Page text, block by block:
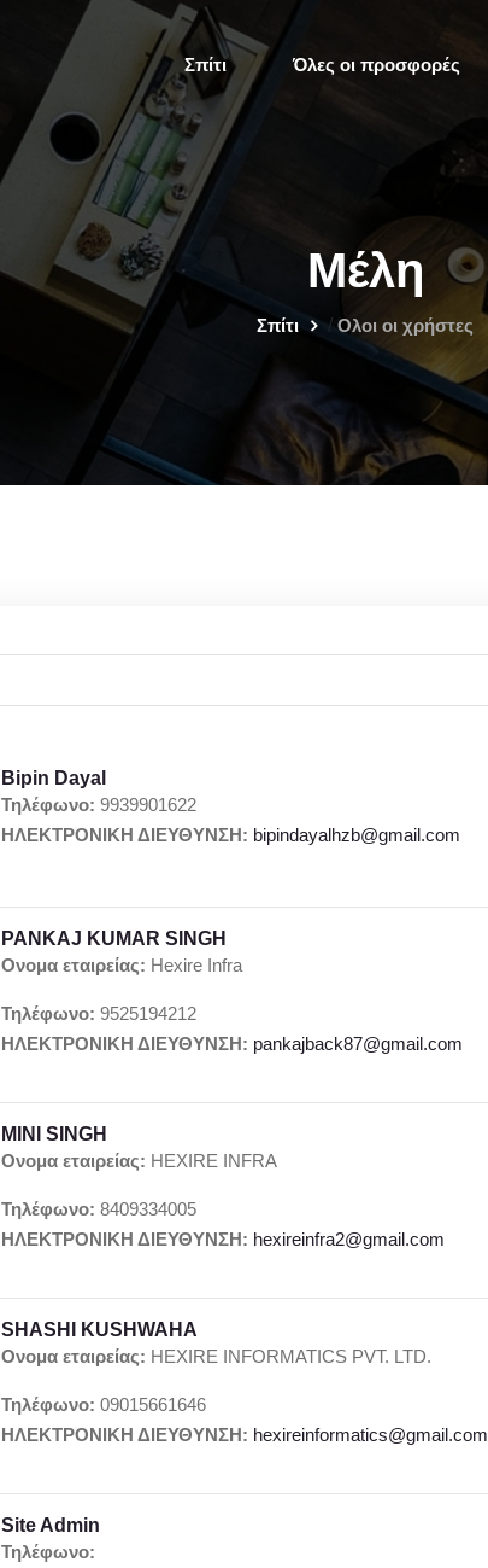
Σπίτι Όλες οι προσφορές
Μέλη
Σπίτι /Ολοι οι χρήστες
Bipin Dayal
Τηλέφωνο: 9939901622
ΗΛΕΚΤΡΟΝΙΚΗ ΔΙΕΥΘΥΝΣΗ: bipindayalhzb@gmail.com
PANKAJ KUMAR SINGH
Ονομα εταιρείας: Hexire Infra
Τηλέφωνο: 9525194212
ΗΛΕΚΤΡΟΝΙΚΗ ΔΙΕΥΘΥΝΣΗ: pankajback87@gmail.com
MINI SINGH
Ονομα εταιρείας: HEXIRE INFRA
Τηλέφωνο: 8409334005
ΗΛΕΚΤΡΟΝΙΚΗ ΔΙΕΥΘΥΝΣΗ: hexireinfra2@gmail.com
SHASHI KUSHWAHA
Ονομα εταιρείας: HEXIRE INFORMATICS PVT. LTD.
Τηλέφωνο: 09015661646
ΗΛΕΚΤΡΟΝΙΚΗ ΔΙΕΥΘΥΝΣΗ: hexireinformatics@gmail.com
Site Admin
Τηλέφωνο: